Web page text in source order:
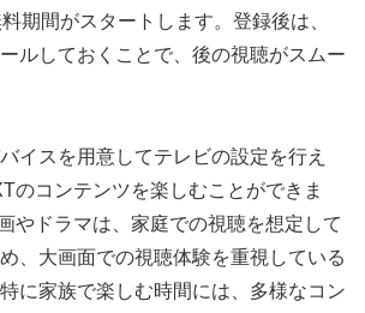
期間がスタートします。登録後は、
ルしておくことで、後の視聴がスムー
イスを用意してテレビの設定を行え
のコンテンツを楽しむことができま
やドラマは、家庭での視聴を想定して
、大画面での視聴体験を重視している
に家族で楽しむ時間には、多様なコン